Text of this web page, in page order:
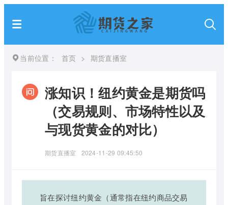
当前位置： 首页 > 期货直播室
涨知识！纽约黄金是期货吗
（交易规则、市场特性以及
与现货黄金的对比）
期货直播室 2024-11-29 09:45:50
旨在探讨纽约黄金（通常指在纽约商品交易